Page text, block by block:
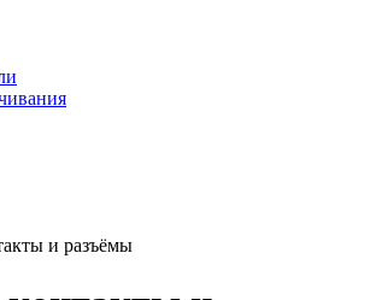
и разъёмы